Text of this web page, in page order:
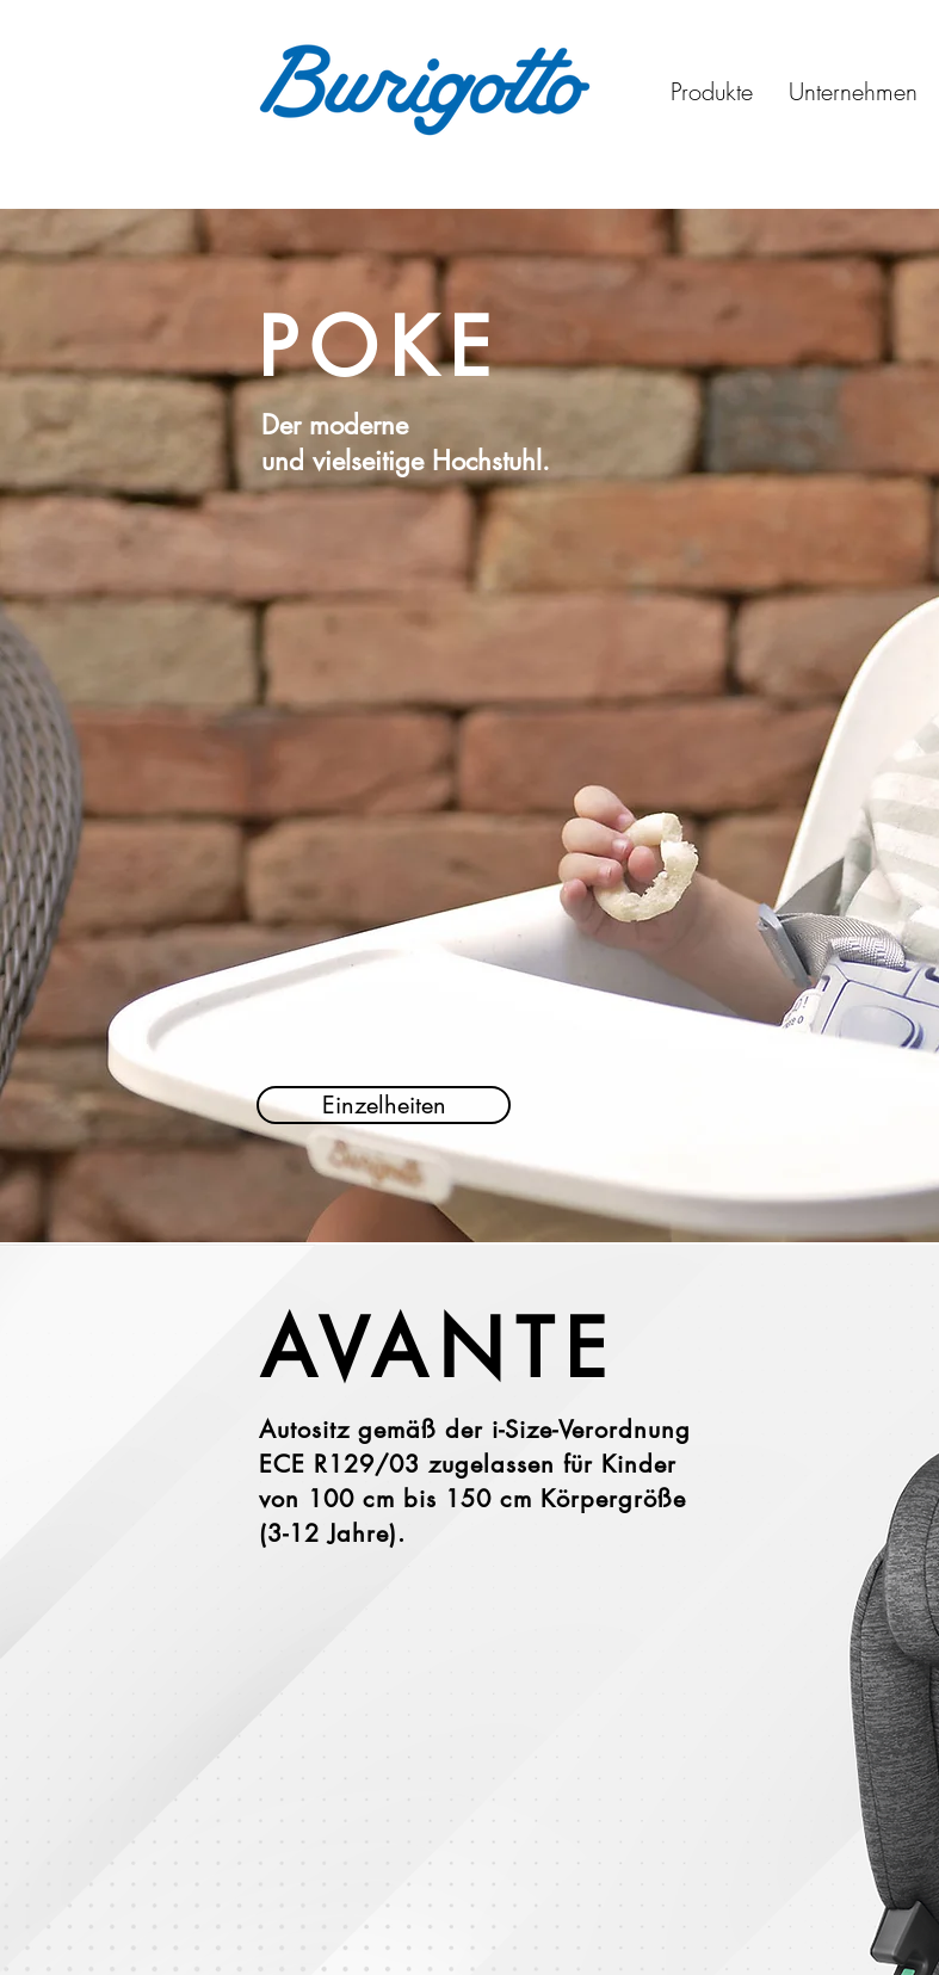
Produkte Unternehmen
POKE
Der moderne
und vielseitige Hochstuhl.
Einzelheiten
AVANTE
Autositz gemäß der i-Size-Verordnung
ECE R129/03 zugelassen für Kinder
von 100 cm bis 150 cm Körpergröße
(3-12 Jahre).